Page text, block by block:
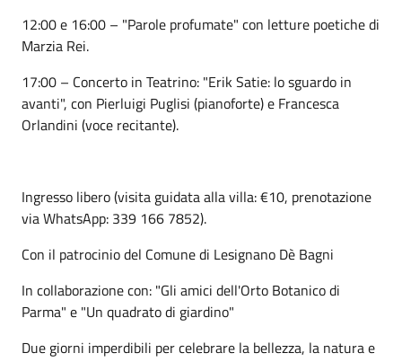
12:00 e 16:00 – "Parole profumate" con letture poetiche di
Marzia Rei.
17:00 – Concerto in Teatrino: "Erik Satie: lo sguardo in
avanti", con Pierluigi Puglisi (pianoforte) e Francesca
Orlandini (voce recitante).
Ingresso libero (visita guidata alla villa: €10, prenotazione
via WhatsApp: 339 166 7852).
Con il patrocinio del Comune di Lesignano Dè Bagni
In collaborazione con: "Gli amici dell'Orto Botanico di
Parma" e "Un quadrato di giardino"
Due giorni imperdibili per celebrare la bellezza, la natura e